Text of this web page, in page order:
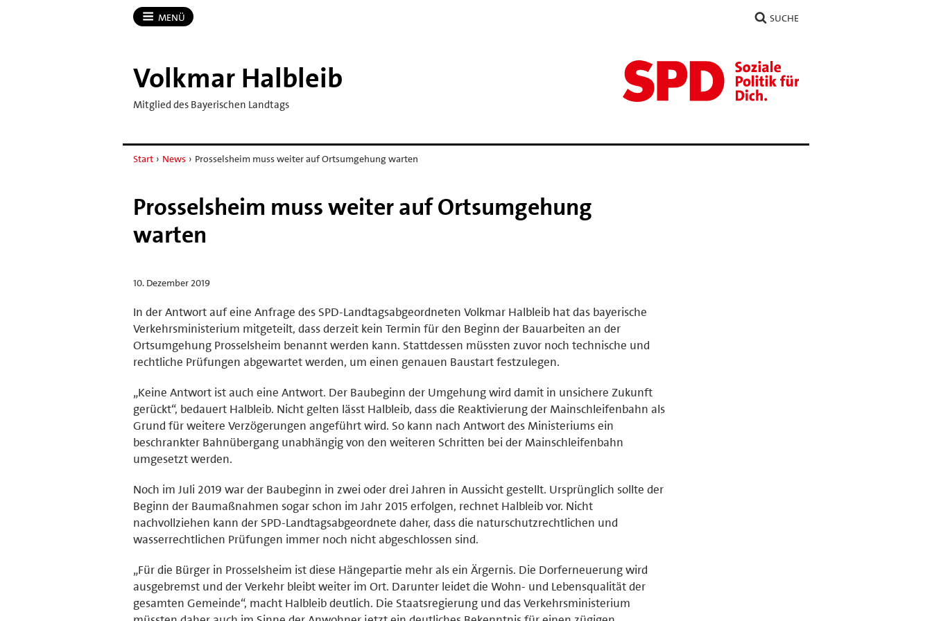
MENÜ SUCHE
Volkmar Halbleib
Mitglied des Bayerischen Landtags
Start › News › Prosselsheim muss weiter auf Ortsumgehung warten
Prosselsheim muss weiter auf Ortsumgehung
warten
10. Dezember 2019
In der Antwort auf eine Anfrage des SPD-Landtagsabgeordneten Volkmar Halbleib hat das bayerische
Verkehrsministerium mitgeteilt, dass derzeit kein Termin für den Beginn der Bauarbeiten an der
Ortsumgehung Prosselsheim benannt werden kann. Stattdessen müssten zuvor noch technische und
rechtliche Prüfungen abgewartet werden, um einen genauen Baustart festzulegen.
„Keine Antwort ist auch eine Antwort. Der Baubeginn der Umgehung wird damit in unsichere Zukunft
gerückt“, bedauert Halbleib. Nicht gelten lässt Halbleib, dass die Reaktivierung der Mainschleifenbahn als
Grund für weitere Verzögerungen angeführt wird. So kann nach Antwort des Ministeriums ein
beschrankter Bahnübergang unabhängig von den weiteren Schritten bei der Mainschleifenbahn
umgesetzt werden.
Noch im Juli 2019 war der Baubeginn in zwei oder drei Jahren in Aussicht gestellt. Ursprünglich sollte der
Beginn der Baumaßnahmen sogar schon im Jahr 2015 erfolgen, rechnet Halbleib vor. Nicht
nachvollziehen kann der SPD-Landtagsabgeordnete daher, dass die naturschutzrechtlichen und
wasserrechtlichen Prüfungen immer noch nicht abgeschlossen sind.
„Für die Bürger in Prosselsheim ist diese Hängepartie mehr als ein Ärgernis. Die Dorferneuerung wird
ausgebremst und der Verkehr bleibt weiter im Ort. Darunter leidet die Wohn- und Lebensqualität der
gesamten Gemeinde“, macht Halbleib deutlich. Die Staatsregierung und das Verkehrsministerium